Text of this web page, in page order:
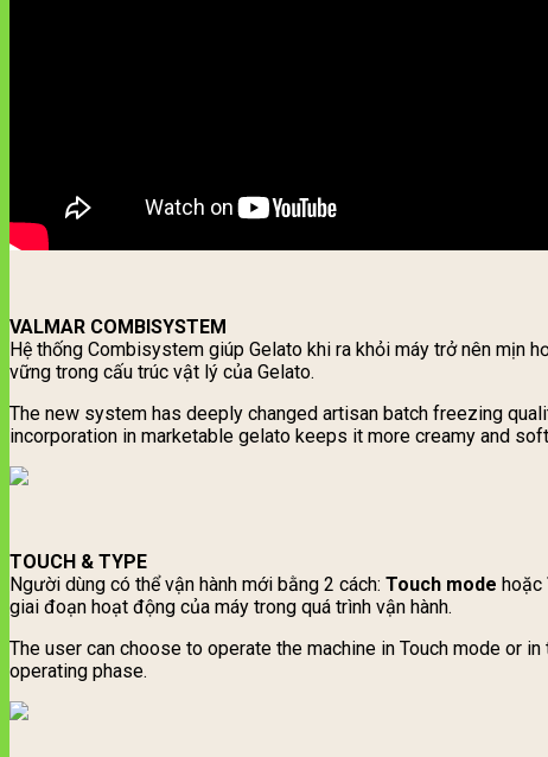
VALMAR COMBISYSTEM
Hệ thống Combisystem giúp Gelato khi ra khỏi máy trở nên mịn
vững trong cấu trúc vật lý của Gelato.
The new system has deeply changed artisan batch freezing
incorporation in marketable gelato keeps it more creamy and
TOUCH & TYPE
Người dùng có thể vận hành mới bằng 2 cách: Touch mode hoặc
giai đoạn hoạt động của máy trong quá trình vận hành.
The user can choose to operate the machine in Touch mode or
operating phase.